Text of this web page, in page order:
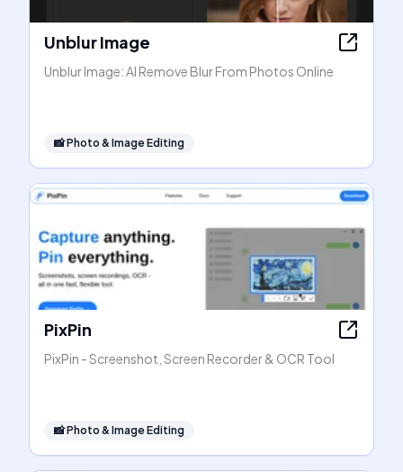
Unblur Image
Unblur Image: AI Remove Blur From Photos Online
📸Photo & Image Editing
PixPin
PixPin - Screenshot, Screen Recorder & OCR Tool
📸Photo & Image Editing